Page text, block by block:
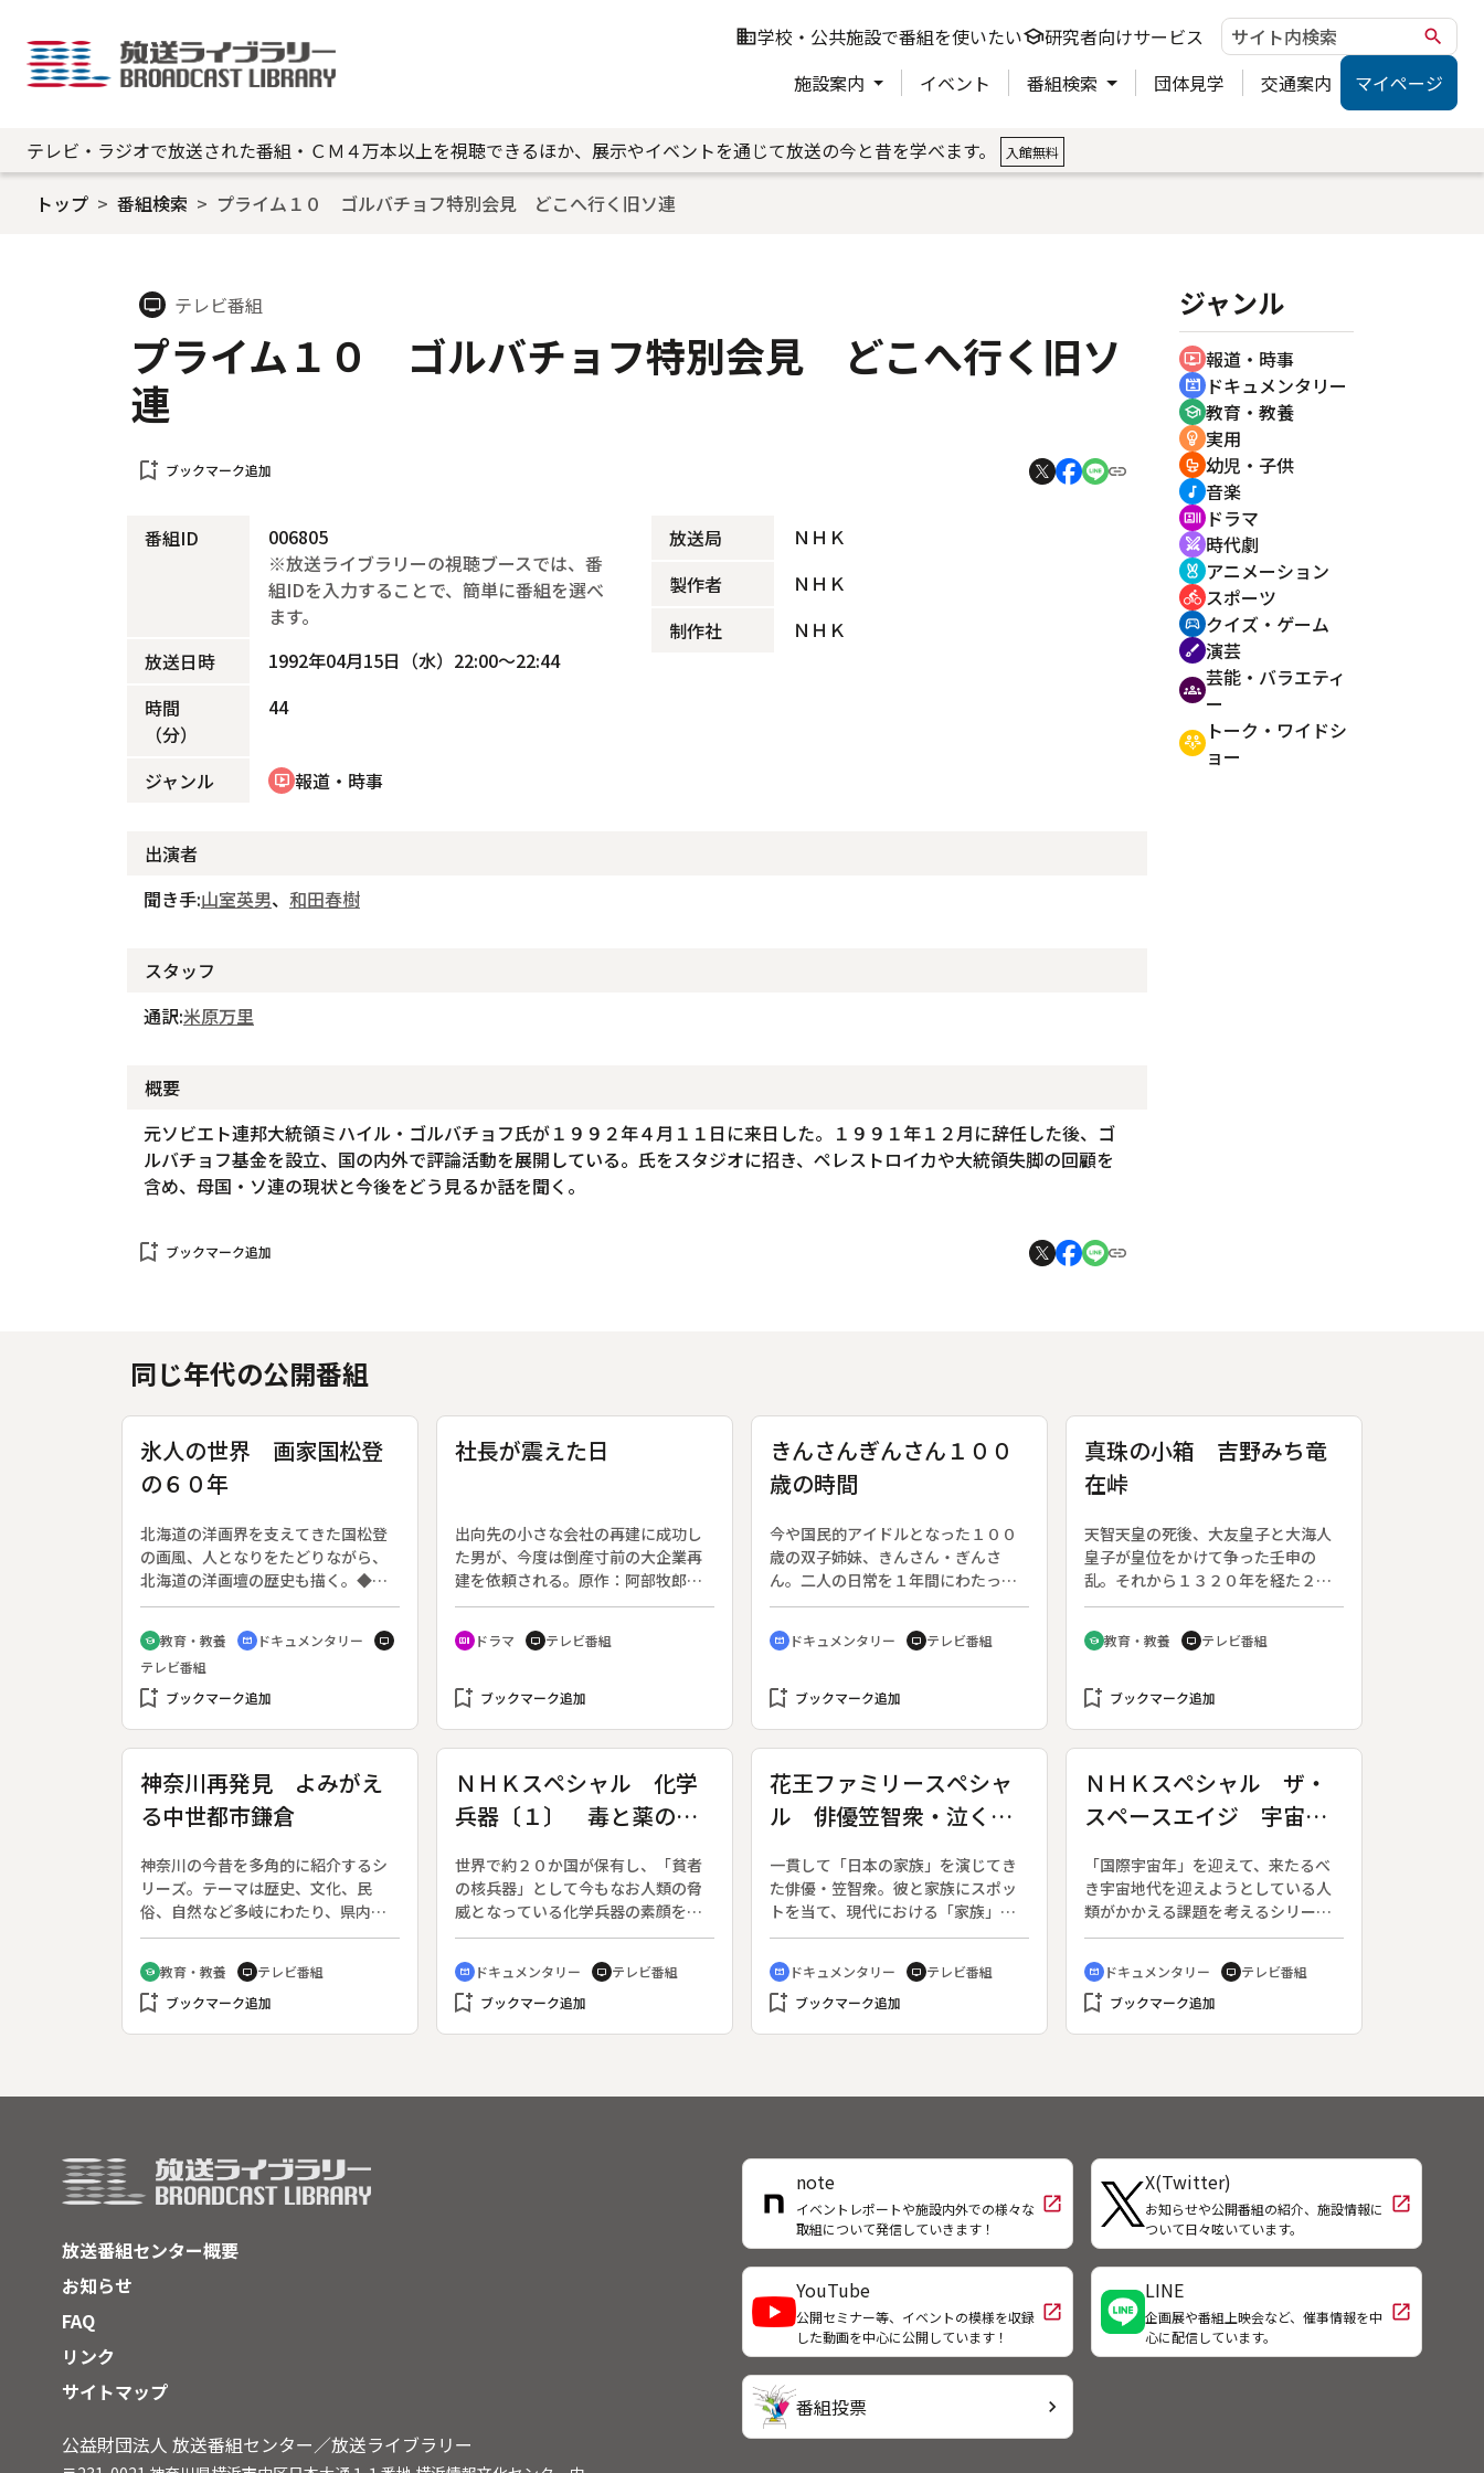
business学校・公共施設で番組を使いたいschool研究者向けサービス search
施設案内 イベント 番組検索 団体見学 交通案内 マイページ
テレビ・ラジオで放送された番組・ＣＭ４万本以上を視聴できるほか、展示やイベントを通じて放送の今と昔を学べます。 入館無料
トップ 番組検索 プライム１０ ゴルバチョフ特別会見 どこへ行く旧ソ連
tv テレビ番組
プライム１０ ゴルバチョフ特別会見 どこへ行く旧ソ
連
bookmark_add ブックマーク追加
番組ID
006805
※放送ライブラリーの視聴ブースでは、番
組IDを入力することで、簡単に番組を選べ
ます。
放送日時
1992年04月15日（水）22:00～22:44
時間
（分）
44
ジャンル ondemand_video 報道・時事
放送局
ＮＨＫ
製作者
ＮＨＫ
制作社
ＮＨＫ
出演者
聞き手:山室英男、 和田春樹
スタッフ
通訳:米原万里
概要
元ソビエト連邦大統領ミハイル・ゴルバチョフ氏が１９９２年４月１１日に来日した。１９９１年１２月に辞任した後、ゴ
ルバチョフ基金を設立、国の内外で評論活動を展開している。氏をスタジオに招き、ペレストロイカや大統領失脚の回顧を
含め、母国・ソ連の現状と今後をどう見るか話を聞く。
bookmark_add ブックマーク追加
ジャンル
ondemand_video 報道・時事
cinematic_blur ドキュメンタリー
school 教育・教養
emoji_objects 実用
crib 幼児・子供
music_note 音楽
recent_actors ドラマ
swords 時代劇
cruelty_free アニメーション
directions_bike スポーツ
sports_esports クイズ・ゲーム
brush 演芸
groups 芸能・バラエティ
ー
adaptive_audio_mic トーク・ワイドシ
ョー
同じ年代の公開番組
氷人の世界 画家国松登
の６０年
北海道の洋画界を支えてきた国松登
の画風、人となりをたどりながら、
北海道の洋画壇の歴史も描く。◆国
松登は１９０７年（明治４０）函館
に生まれた。函館の大火で小樽に移
る。現・武蔵野美術大学を卒業、小
樽太地社、道展、独立美術展などへ
の出品を重ね、北の詩情をたたえた
school 教育・教養 cinematic_blur ドキュメンタリー tv
テレビ番組
bookmark_add ブックマーク追加
社長が震えた日
出向先の小さな会社の再建に成功し
た男が、今度は倒産寸前の大企業再
建を依頼される。原作：阿部牧郎
「雷鳴のとき」。◆日本有数の商
社・江藤商事に勤める松本（藤田ま
こと）は、１０年がかりで出向先の
長から亜坂産業の社長になり合併の
ましで立ち向かう決心をした松本は
脳腫瘍で余命いくばくもない末娘・
貴子を気遣いながらも単身赴任をす
る。亜坂を調査する東亜銀行の小林
常務は早期合併を望むが、松本は自
主再建と社員救済を叫び２人の確執
recent_actors ドラマ tv テレビ番組
bookmark_add ブックマーク追加
きんさんぎんさん１００
歳の時間
今や国民的アイドルとなった１００
歳の双子姉妹、きんさん・ぎんさ
ん。二人の日常を１年間にわたって
取材、二人の元気なおばあさんの姿
を伝える敬老の日の特集ドキュメン
ト。◆１９９１年９月、ＮＨＫニュ
り有名人になった二人。忙しくなっ
冬のオリンピックで伊藤みどりを応
援するために早起きしている。
cinematic_blur ドキュメンタリー tv テレビ番組
bookmark_add ブックマーク追加
真珠の小箱 吉野みち竜
在峠
天智天皇の死後、大友皇子と大海人
皇子が皇位をかけて争った壬申の
乱。それから１３２０年を経た２２
回目の壬申の年に、歌人の猪股静彌
さんが吉野に大海人皇子の足どりを
たどり、思いをはせる。◆乱の前
隠れた大海人皇子が通ったといわれ
にある比曽寺に大海人皇子は隠れた
という。
school 教育・教養 tv テレビ番組
bookmark_add ブックマーク追加
神奈川再発見 よみがえ
る中世都市鎌倉
神奈川の今昔を多角的に紹介するシ
リーズ。テーマは歴史、文化、民
俗、自然など多岐にわたり、県内全
域を取材対象としている。◆史跡整
備と市内の再開発に伴うここ１５年
ほどの発掘調査の結果、鎌倉の地下
から続々と遺構や遺物が姿を現し
school 教育・教養 tv テレビ番組
bookmark_add ブックマーク追加
ＮＨＫスペシャル 化学
兵器〔１〕 毒と薬のジ
世界で約２０か国が保有し、「貧者
の核兵器」として今もなお人類の脅
威となっている化学兵器の素顔を暴
くシリーズ。（６月２２日終了、全
２回）◆化学兵器大国・イラクを査
察した映像を軸に、先進国の技術ノ
ウハウが如何に流出していったのか
cinematic_blur ドキュメンタリー tv テレビ番組
bookmark_add ブックマーク追加
花王ファミリースペシャ
ル 俳優笠智衆・泣くな
一貫して「日本の家族」を演じてき
た俳優・笠智衆。彼と家族にスポッ
トを当て、現代における「家族」と
そのぬくもりをテーマに彼の魅力と
仕事に打ち込む姿を紹介する。
cinematic_blur ドキュメンタリー tv テレビ番組
bookmark_add ブックマーク追加
ＮＨＫスペシャル ザ・
スペースエイジ 宇宙へ
断 衛星が見つめる環境
破壊
「国際宇宙年」を迎えて、来たるべ
き宇宙地代を迎えようとしている人
類がかかえる課題を考えるシリー
ズ。（１９９２年８月１６日～１９
９３年２月１４日、全６回）◆第４
回は、地球環境がどのように破壊さ
れつつあるのかを、最新情報をもと
る。１９６８年のアポロから撮影し
変え、地球人としての意識を目覚め
させた。オゾン層の破壊や温暖化と
いった環境問題も、地球規模で論議
されるようになった。そしていま衛
監視と地球修復のために生かされよ
うとしている。
cinematic_blur ドキュメンタリー tv テレビ番組
bookmark_add ブックマーク追加
放送番組センター概要
お知らせ
FAQ
リンク
サイトマップ
公益財団法人 放送番組センター／放送ライブラリー
note
イベントレポートや施設内外での様々な
取組について発信していきます！
open_in_new
X(Twitter)
お知らせや公開番組の紹介、施設情報に
ついて日々呟いています。
open_in_new
YouTube
公開セミナー等、イベントの模様を収録
した動画を中心に公開しています！
open_in_new
LINE
企画展や番組上映会など、催事情報を中
心に配信しています。
open_in_new
番組投票 chevron_right